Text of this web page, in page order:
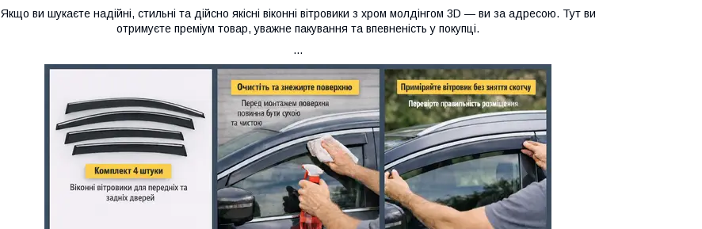
Якщо ви шукаєте надійні, стильні та дійсно якісні віконні вітровики з хром молдінгом 3D — ви за адресою. Тут ви
отримуєте преміум товар, уважне пакування та впевненість у покупці.
...